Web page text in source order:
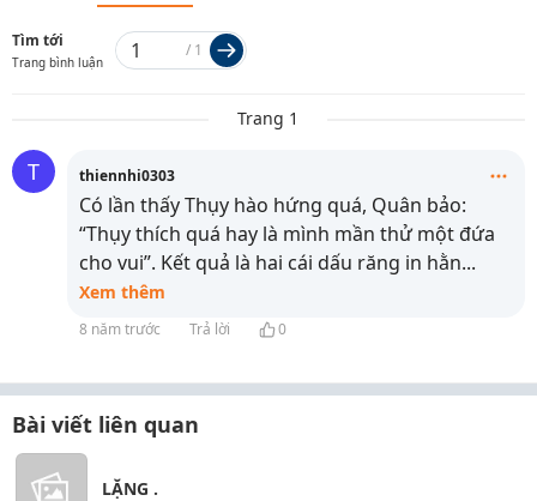
Tìm tới
Trang bình luận
/ 1
Trang 1
T thiennhi0303
Có lần thấy Thụy hào hứng quá, Quân bảo:
“Thụy thích quá hay là mình mần thử một đứa
cho vui”. Kết quả là hai cái dấu răng in hằn...
Xem thêm
8 năm trước Trả lời 0
Bài viết liên quan
LẶNG .